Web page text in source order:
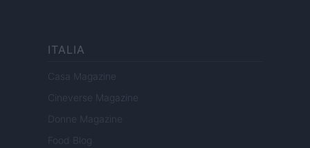
ITALIA
Casa Magazine
Cineverse Magazine
Donne Magazine
Food Blog